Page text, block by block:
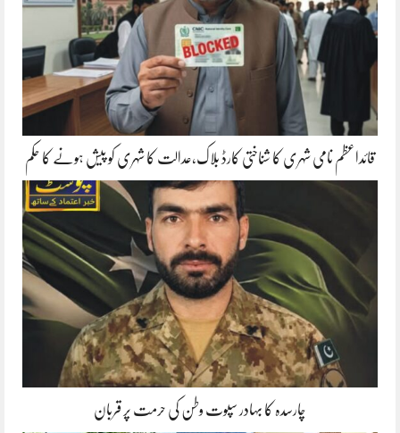
قائداعظم نامی شہری کا شناختی کارڈ بلاک،عدالت کا شہری کو پیش ہونے کا حکم
چارسدہ کا بہادر سپوت وطن کی حرمت پر قربان